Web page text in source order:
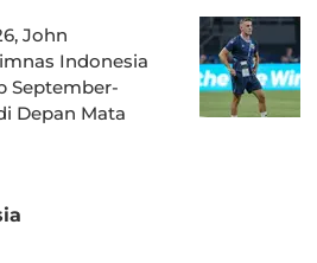
John
Indonesia
September-
Depan Mata